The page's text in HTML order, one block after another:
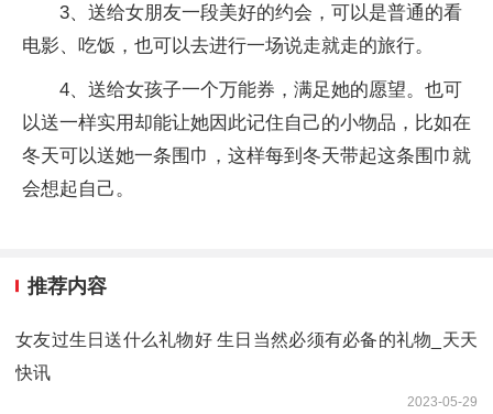
3、送给女朋友一段美好的约会，可以是普通的看
电影、吃饭，也可以去进行一场说走就走的旅行。
4、送给女孩子一个万能券，满足她的愿望。也可
以送一样实用却能让她因此记住自己的小物品，比如在
冬天可以送她一条围巾，这样每到冬天带起这条围巾就
会想起自己。
推荐内容
女友过生日送什么礼物好 生日当然必须有必备的礼物_天天
快讯
2023-05-29